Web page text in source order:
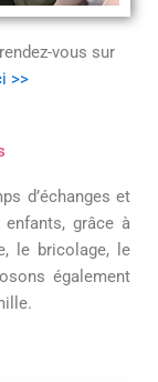
vous sur
>>
d’échanges et
grâce à
le bricolage, le
également